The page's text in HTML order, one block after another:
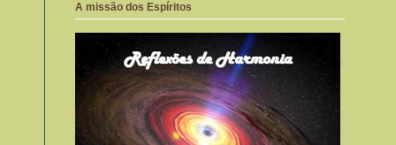
A missão dos Espíritos